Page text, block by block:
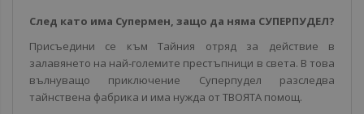
След като има Супермен, защо да няма СУПЕРПУДЕЛ?
Присъедини се към Тайния отряд за действие в
залавянето на най-големите престъпници в света. В това
вълнуващо приключение Суперпудел разследва
тайнствена фабрика и има нужда от ТВОЯТА помощ.